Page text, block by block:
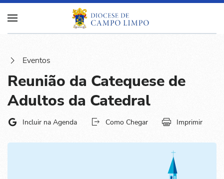
Eventos
Reunião da Catequese de
Adultos da Catedral
Incluir na Agenda Como Chegar Imprimir